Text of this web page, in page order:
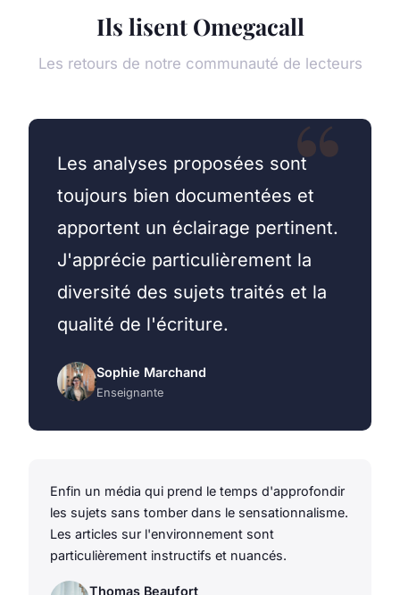
Ils lisent Omegacall
Les retours de notre communauté de lecteurs
Les analyses proposées sont
toujours bien documentées et
apportent un éclairage pertinent.
J'apprécie particulièrement la
diversité des sujets traités et la
qualité de l'écriture.
Sophie Marchand
Enseignante
Enfin un média qui prend le temps d'approfondir
les sujets sans tomber dans le sensationnalisme.
Les articles sur l'environnement sont
particulièrement instructifs et nuancés.
Thomas Beaufort